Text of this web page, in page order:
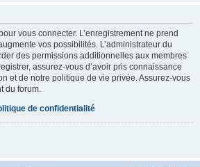
vous connecter. L’enregistrement ne prend
vos possibilités. L’administrateur du
des permissions additionnelles aux membres
assurez-vous d’avoir pris connaissance
et de notre politique de vie privée. Assurez-vous
du forum.
de confidentialité